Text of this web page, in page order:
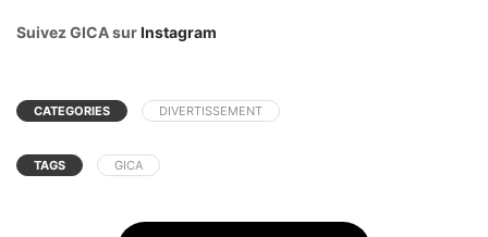
Suivez GICA surInstagram
CATEGORIES DIVERTISSEMENT
TAGS GICA